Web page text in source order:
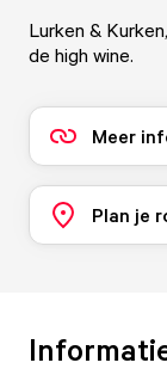
Lurken &
de high wine.
Meer
Plan je